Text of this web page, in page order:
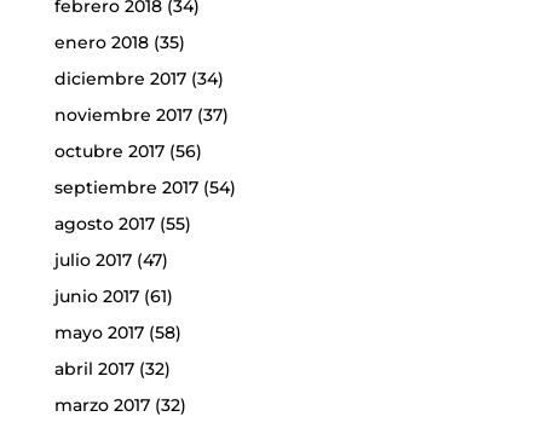
febrero 2018(34)
enero 2018(35)
diciembre 2017(34)
noviembre 2017(37)
octubre 2017(56)
septiembre 2017(54)
agosto 2017(55)
julio 2017(47)
junio 2017(61)
mayo 2017(58)
abril 2017(32)
marzo 2017(32)